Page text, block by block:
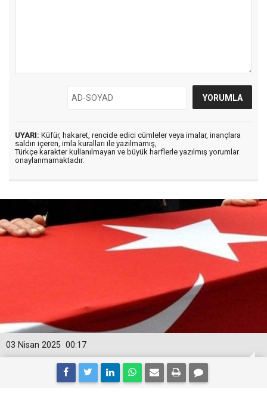
UYARI: Küfür, hakaret, rencide edici cümleler veya imalar, inançlara
saldırı içeren, imla kuralları ile yazılmamış,
Türkçe karakter kullanılmayan ve büyük harflerle yazılmış yorumlar
onaylanmamaktadır.
00:17
03 Nisan 2025